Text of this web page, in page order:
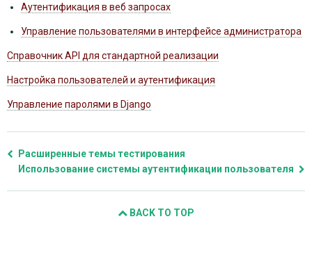
Аутентификация в веб запросах
Управление пользователями в интерфейсе администратора
Справочник API для стандартной реализации
Настройка пользователей и аутентификация
Управление паролями в Django
Расширенные темы тестирования
Использование системы аутентификации пользователя
BACK TO TOP